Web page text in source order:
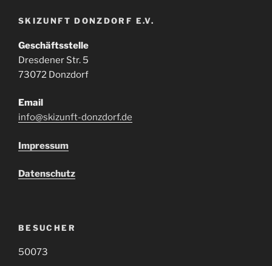
SKIZUNFT DONZDORF E.V.
Geschäftsstelle
Dresdener Str. 5
73072 Donzdorf
Email
info@skizunft-donzdorf.de
Impressum
Datenschutz
BESUCHER
50073